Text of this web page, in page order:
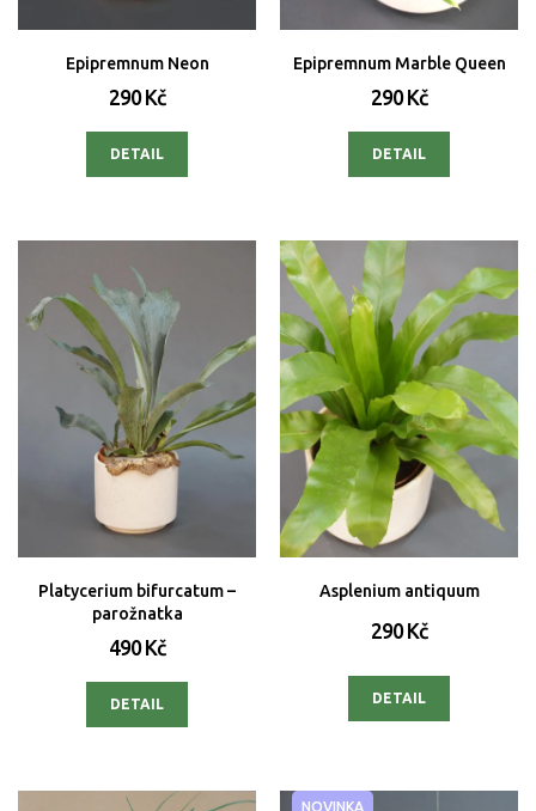
Epipremnum Neon
290 Kč
DETAIL
Epipremnum Marble Queen
290 Kč
DETAIL
Platycerium bifurcatum –
parožnatka
490 Kč
DETAIL
Asplenium antiquum
290 Kč
DETAIL
NOVINKA